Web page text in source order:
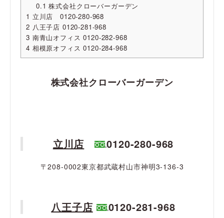
0.1 株式会社クローバーガーデン
1 立川店 0120-280-968
2 八王子店 0120-281-968
3 南青山オフィス 0120-282-968
4 相模原オフィス 0120-284-968
株式会社クローバーガーデン
立川店 0120-280-968
〒208-0002東京都武蔵村山市神明3-136-3
八王子店 0120-281-968